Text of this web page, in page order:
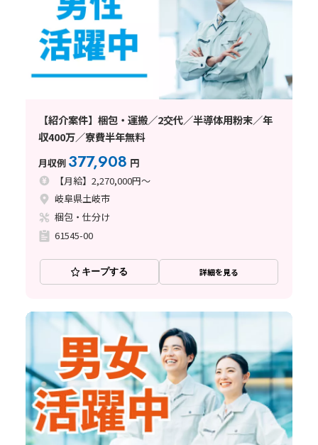
【紹介案件】梱包・運搬／2交代／半導体用粉末／年
収400万／寮費半年無料
月収例 377,908 円
【月給】2,270,000円～
岐阜県土岐市
梱包・仕分け
61545-00
キープする 詳細を見る